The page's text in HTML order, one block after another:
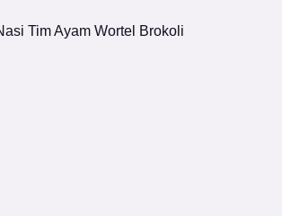
Tim Ayam Wortel Brokoli